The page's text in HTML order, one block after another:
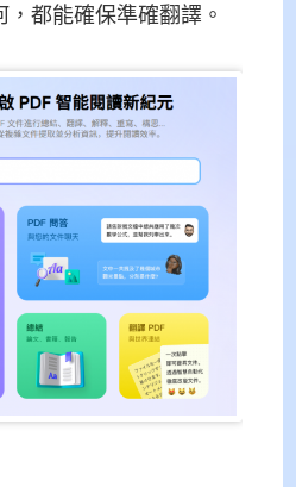
都能確保準確翻譯。